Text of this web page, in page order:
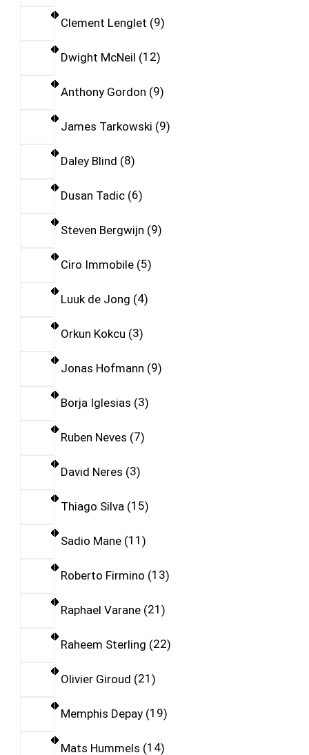
Clement Lenglet 9
Dwight McNeil 12
Anthony Gordon 9
James Tarkowski 9
Daley Blind 8
Dusan Tadic 6
Steven Bergwijn 9
Ciro Immobile 5
Luuk de Jong 4
Orkun Kokcu 3
Jonas Hofmann 9
Borja Iglesias 3
Ruben Neves 7
David Neres 3
Thiago Silva 15
Sadio Mane 11
Roberto Firmino 13
Raphael Varane 21
Raheem Sterling 22
Olivier Giroud 21
Memphis Depay 19
Mats Hummels 14